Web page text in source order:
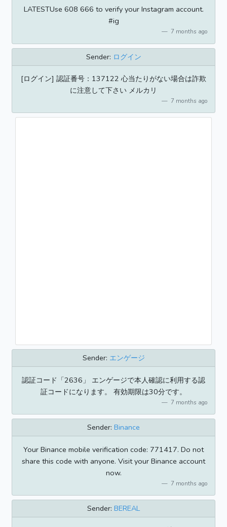
LATESTUse 608 666 to verify your Instagram account.
#ig
7 months ago
Sender: ログイン
[ログイン] 認証番号：137122 心当たりがない場合は詐欺
に注意して下さい メルカリ
7 months ago
Sender: エンゲージ
認証コード「2636」 エンゲージで本人確認に利用する認
証コードになります。 有効期限は30分です。
7 months ago
Sender: Binance
Your Binance mobile verification code: 771417. Do not
share this code with anyone. Visit your Binance account
now.
7 months ago
Sender: BEREAL